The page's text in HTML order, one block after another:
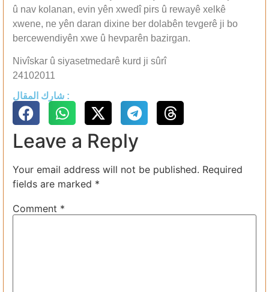
û nav kolanan, evin yên xwedî pirs û rewayê xelkê
xwene, ne yên daran dixine ber dolabên tevgerê ji bo
bercewendiyên xwe û hevparên bazirgan.
Nivîskar û siyasetmedarê kurd ji sûrî
24102011
شارك المقال :
Leave a Reply
Your email address will not be published. Required
fields are marked *
Comment *